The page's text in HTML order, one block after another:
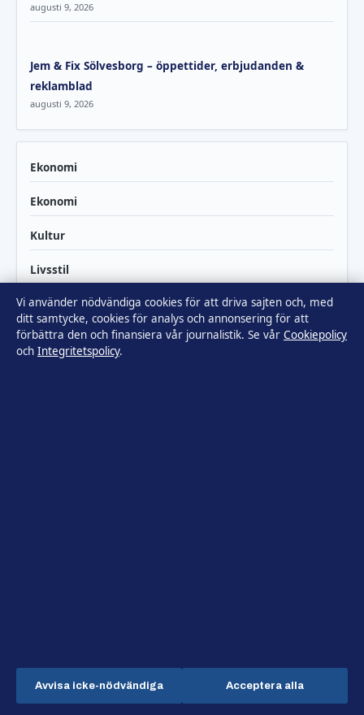
augusti 9, 2026
Jem & Fix Sölvesborg – öppettider, erbjudanden &
reklamblad
augusti 9, 2026
Ekonomi
Ekonomi
Kultur
Livsstil
Lokalt
Nöje
Vi använder nödvändiga cookies för att driva sajten och, med
ditt samtycke, cookies för analys och annonsering för att
förbättra den och finansiera vår journalistik. Se vår Cookiepolicy
och Integritetspolicy.
Avvisa icke-nödvändiga Acceptera alla